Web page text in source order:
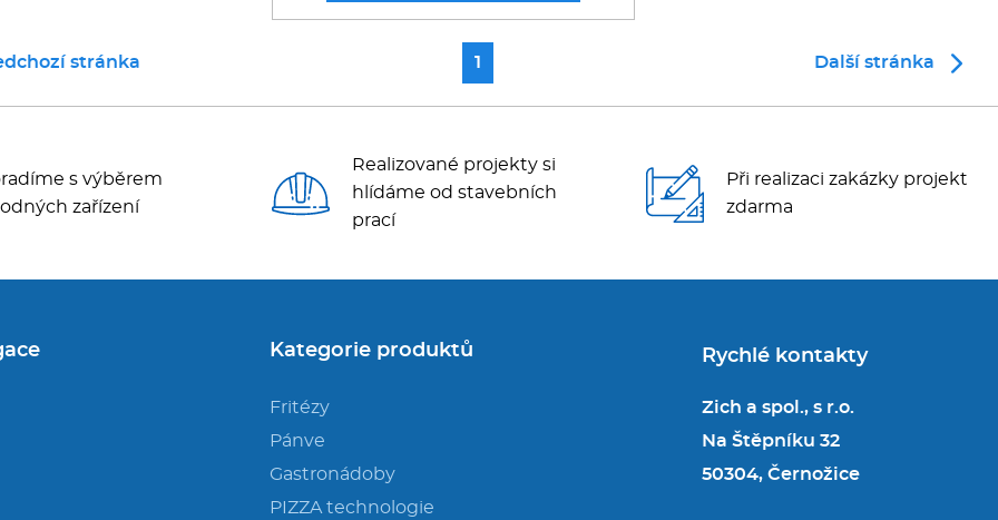
stránka 1 Další stránka
s výběrem
zařízení
Realizované projekty si
hlídáme od stavebních
prací
Při realizaci zakázky projekt
zdarma
Kategorie produktů
Fritézy
Pánve
Gastronádoby
PIZZA technologie
Rychlé kontakty
Zich a spol., s r.o.
Na Štěpníku 32
50304, Černožice